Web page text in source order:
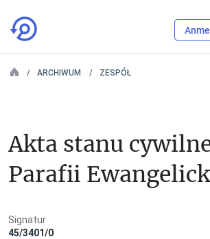
ARCHIWUM ZESPÓŁ
Akta stanu
Parafii
Signatur
45/3401/0